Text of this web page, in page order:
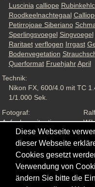
Luscinia calliope
Roodkeelnachtegaal
Petirrojoae Siberiano
Sperlingsvoegel Singvoegel
Raritaet verflogen Irrgast
Bodenvegetation
Querformat Fruehjahr April
Technik:
Nikon FX, 600/4.0 mit TC
1/1.000 Sek.
Fotograf:
Aufnahmesituation:
Ansichten:
Copyright © -
Diese Webseite
dieser Webseite
Cookies gesetzt
Verwendung von
ändern Sie bitte die